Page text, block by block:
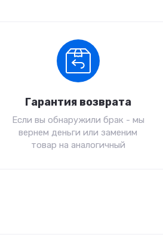
Гарантия возврата
Если вы обнаружили брак - мы
вернем деньги или заменим
товар на аналогичный